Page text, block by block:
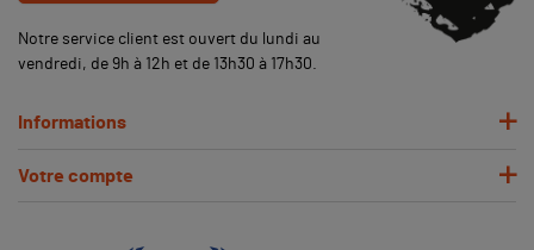
Notre service client est ouvert du lundi au
vendredi, de 9h à 12h et de 13h30 à 17h30.
Informations
Votre compte